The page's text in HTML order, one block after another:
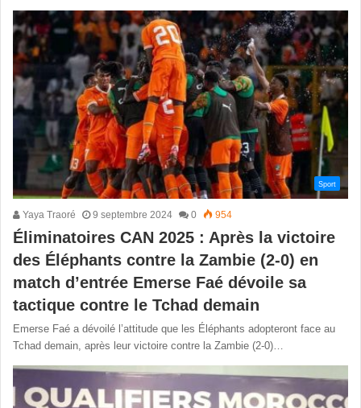
Sport
Yaya Traoré 9 septembre 2024 0 954
Éliminatoires CAN 2025 : Après la victoire
des Éléphants contre la Zambie (2-0) en
match d’entrée Emerse Faé dévoile sa
tactique contre le Tchad demain
Emerse Faé a dévoilé l’attitude que les Éléphants adopteront face au
Tchad demain, après leur victoire contre la Zambie (2-0)…